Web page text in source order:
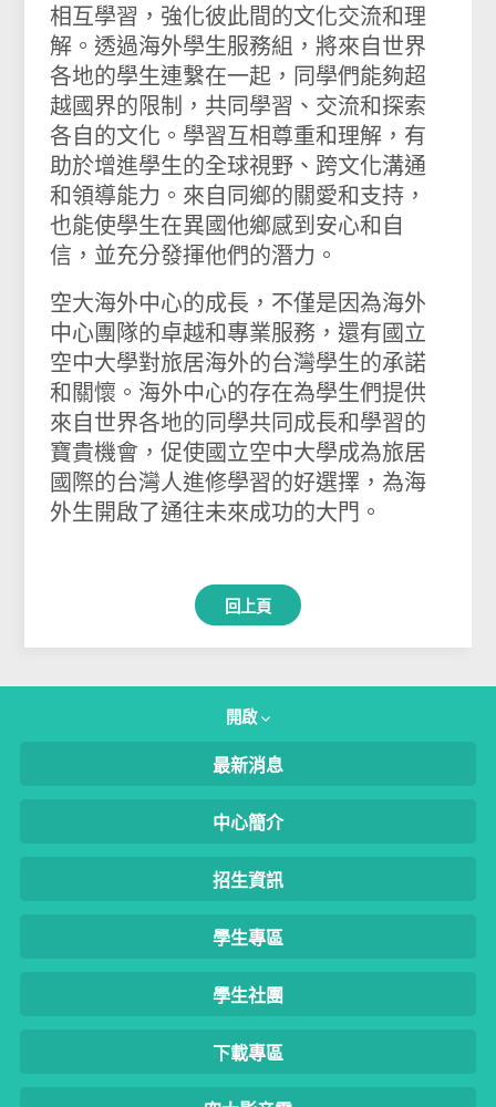
相互學習，強化彼此間的文化交流和理
解。透過海外學生服務組，將來自世界
各地的學生連繫在一起，同學們能夠超
越國界的限制，共同學習、交流和探索
各自的文化。學習互相尊重和理解，有
助於增進學生的全球視野、跨文化溝通
和領導能力。來自同鄉的關愛和支持，
也能使學生在異國他鄉感到安心和自
信，並充分發揮他們的潛力。
空大海外中心的成長，不僅是因為海外
中心團隊的卓越和專業服務，還有國立
空中大學對旅居海外的台灣學生的承諾
和關懷。海外中心的存在為學生們提供
來自世界各地的同學共同成長和學習的
寶貴機會，促使國立空中大學成為旅居
國際的台灣人進修學習的好選擇，為海
外生開啟了通往未來成功的大門。
回上頁
開啟
最新消息
中心簡介
招生資訊
學生專區
學生社團
下載專區